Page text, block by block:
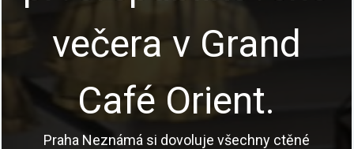
večera v Grand
Café Orient.
Praha Neznámá si dovoluje všechny ctěné